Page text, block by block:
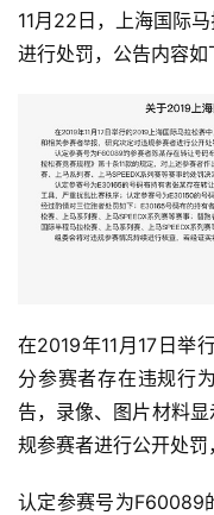
11月22日，上海国际
进行处罚，公告内容如
在2019年11月17日举
分参赛者存在违规行
告，录像、图片材料
规参赛者进行公开处罚
认定参赛号为F60089